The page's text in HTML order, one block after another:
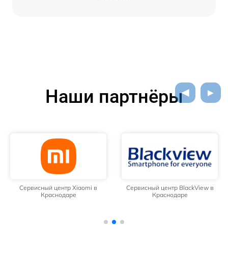
Наши партнёры
Сервисный центр Xiaomi в
Краснодаре
Сервисный центр BlackView в
Краснодаре